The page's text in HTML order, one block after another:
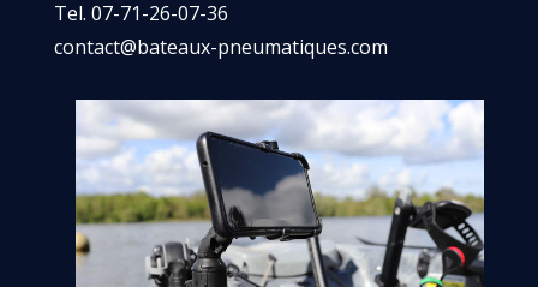
Tel. 07-71-26-07-36
contact@bateaux-pneumatiques.com